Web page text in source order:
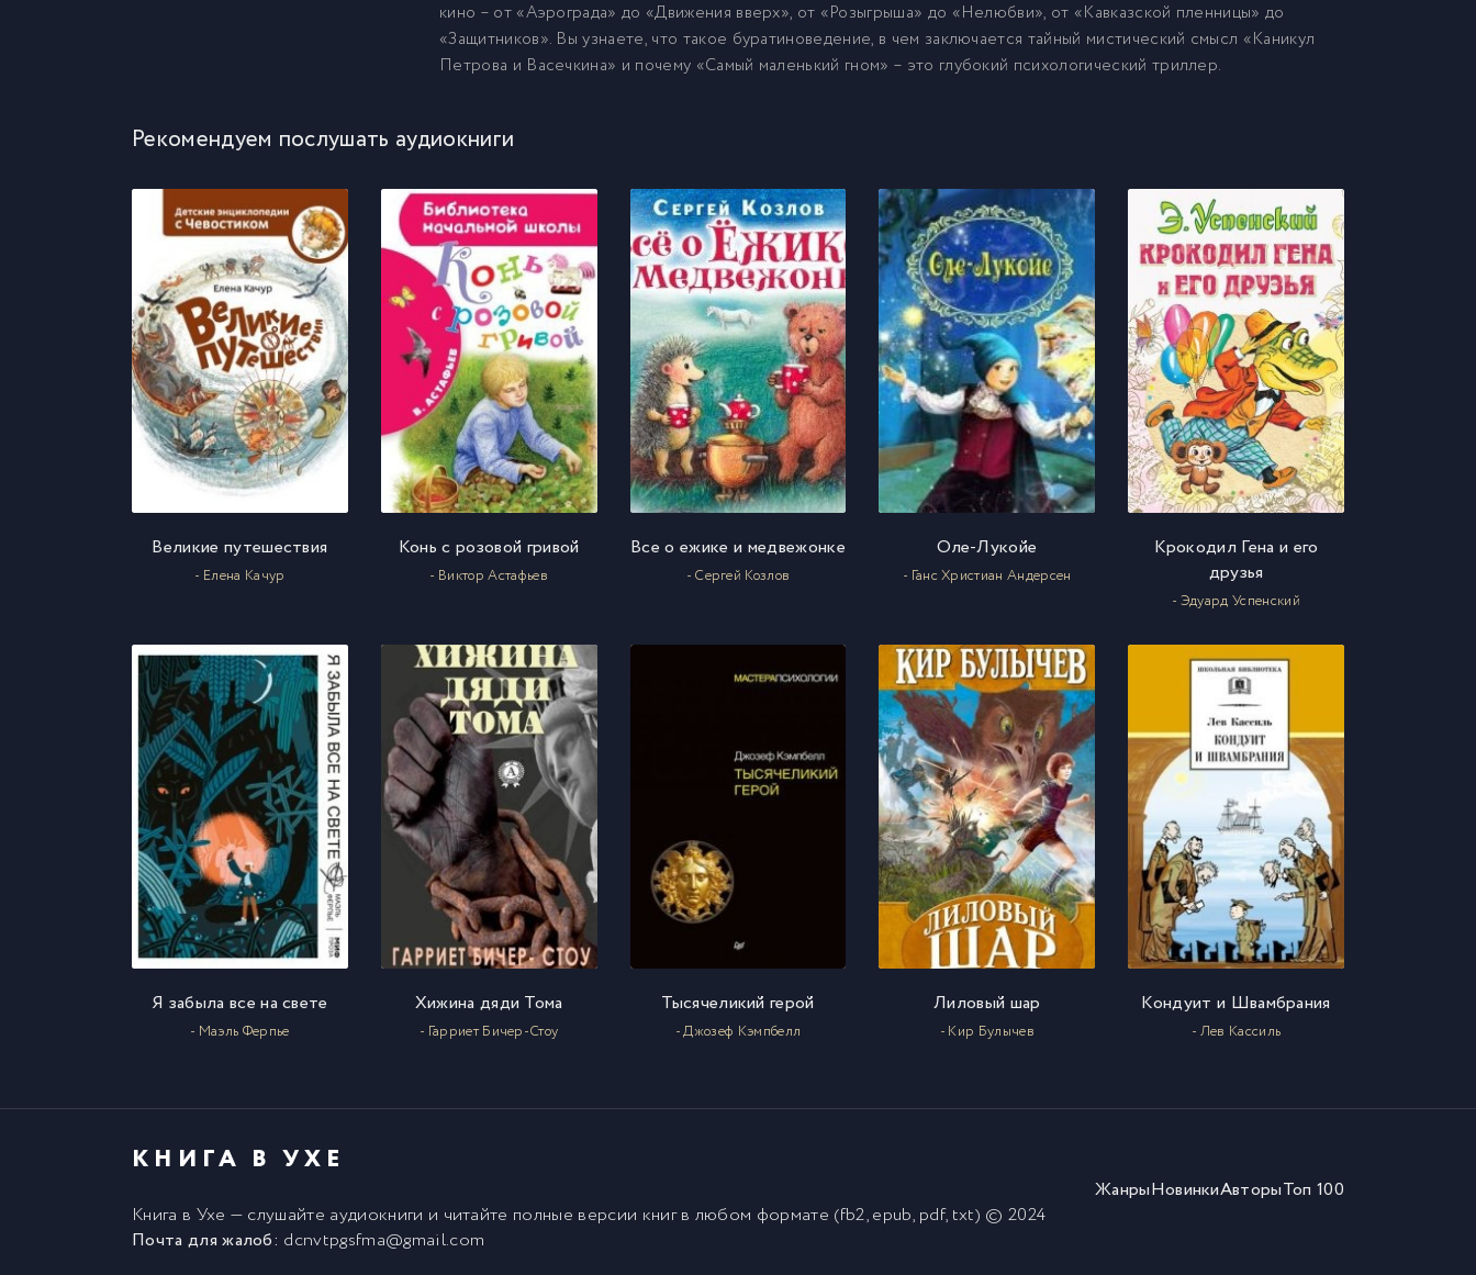
кино – от «Аэрограда» до «Движения вверх», от «Розыгрыша» до «Нелюбви», от «Кавказской пленницы» до
«Защитников». Вы узнаете, что такое буратиноведение, в чем заключается тайный мистический смысл «Каникул
Петрова и Васечкина» и почему «Самый маленький гном» – это глубокий психологический триллер.
Рекомендуем послушать аудиокниги
Великие путешествия
- Елена Качур
Конь с розовой гривой
- Виктор Астафьев
Все о ежике и медвежонке
- Сергей Козлов
Оле-Лукойе
- Ганс Христиан Андерсен
Крокодил Гена и его
друзья
- Эдуард Успенский
Я забыла все на свете
- Маэль Ферпье
Хижина дяди Тома
- Гарриет Бичер-Стоу
Тысячеликий герой
- Джозеф Кэмпбелл
Лиловый шар
- Кир Булычев
Кондуит и Швамбрания
- Лев Кассиль
КНИГА В УХЕ
ЖанрыНовинкиАвторыТоп 100
Книга в Ухе — слушайте аудиокниги и читайте полные версии книгв любом формате (fb2, epub, pdf, txt) © 2024
Почта для жалоб: dcnvtpgsfma@gmail.com